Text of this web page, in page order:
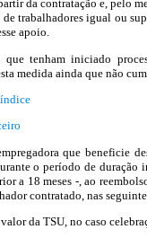
da contratação e, pelo
trabalhadores igual ou
apoio.
que tenham iniciado
medida ainda que não
que beneficie
o período de
a 18 meses -, ao
contratado, nas
da TSU, no caso